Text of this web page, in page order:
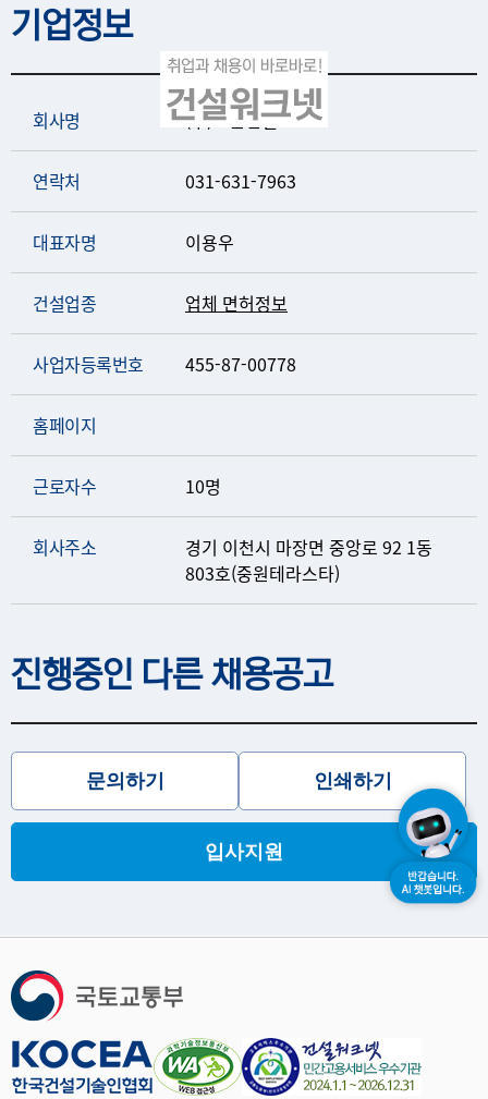
기업정보
회사명 (주)도원건설
연락처 031-631-7963
대표자명 이용우
건설업종 업체 면허정보
사업자등록번호 455-87-00778
홈페이지
근로자수 10명
회사주소
경기 이천시 마장면 중앙로 92 1동
803호(중원테라스타)
진행중인 다른 채용공고
입사지원
문의하기 인쇄하기